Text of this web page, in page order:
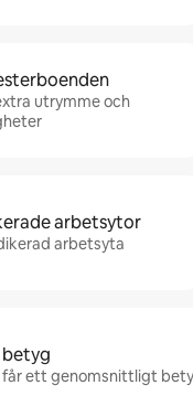
utrymme och
arbetsytor
arbetsyta
får ett genomsnittligt